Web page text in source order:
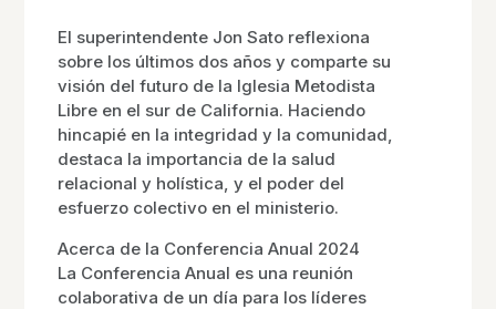
El superintendente Jon Sato reflexiona
sobre los últimos dos años y comparte su
visión del futuro de la Iglesia Metodista
Libre en el sur de California. Haciendo
hincapié en la integridad y la comunidad,
destaca la importancia de la salud
relacional y holística, y el poder del
esfuerzo colectivo en el ministerio.
Acerca de la Conferencia Anual 2024
La Conferencia Anual es una reunión
colaborativa de un día para los líderes